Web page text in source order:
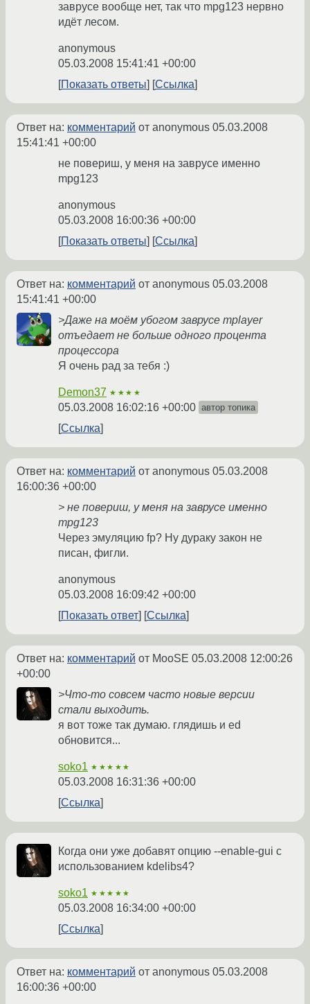
заврусе вообще нет, так что mpg123 нервно
идёт лесом.
anonymous
05.03.2008 15:41:41 +00:00
Показать ответы
Ссылка
Ответ на: комментарий от anonymous 05.03.2008
15:41:41 +00:00
не повериш, у меня на заврусе именно
mpg123
anonymous
05.03.2008 16:00:36 +00:00
Показать ответы
Ссылка
Ответ на: комментарий от anonymous 05.03.2008
15:41:41 +00:00
>Даже на моём убогом заврусе mplayer
отъедает не больше одного процента
процессора
Я очень рад за тебя :)
Demon37 ★★★★
05.03.2008 16:02:16 +00:00 автор топика
Ссылка
Ответ на: комментарий от anonymous 05.03.2008
16:00:36 +00:00
> не повериш, у меня на заврусе именно
mpg123
Через эмуляцию fp? Ну дураку закон не
писан, фигли.
anonymous
05.03.2008 16:09:42 +00:00
Показать ответ
Ссылка
Ответ на: комментарий от MooSE 05.03.2008 12:00:26
+00:00
>Что-то совсем часто новые версии
стали выходить.
я вот тоже так думаю. глядишь и ed
обновится...
soko1 ★★★★★
05.03.2008 16:31:36 +00:00
Ссылка
Когда они уже добавят опцию --enable-gui с
использованием kdelibs4?
soko1 ★★★★★
05.03.2008 16:34:00 +00:00
Ссылка
Ответ на: комментарий от anonymous 05.03.2008
16:00:36 +00:00